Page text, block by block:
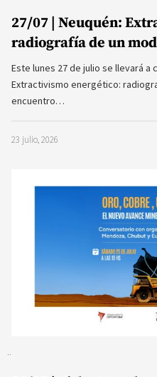
27/07 | Neuquén:
radiografía de un
Este lunes 27 de julio se llevará
Extractivismo energético:
encuentro…
23 julio, 2026